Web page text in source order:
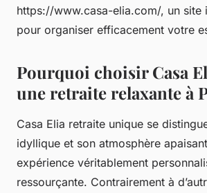
https://www.casa-elia.com/, un site
pour organiser efficacement votre
Pourquoi choisir Casa
une retraite relaxante à
Casa Elia retraite unique se
idyllique et son atmosphère
expérience véritablement
ressourçante. Contrairement à